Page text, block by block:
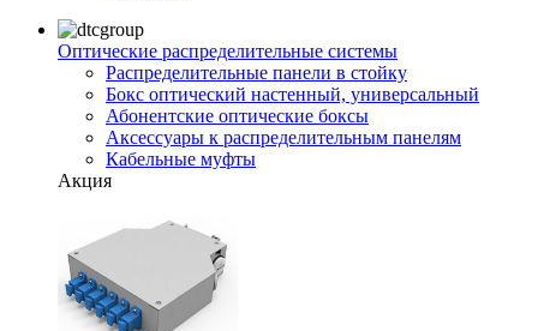
Оптические распределительные системы
Распределительные панели в стойку
Бокс оптический настенный, универсальный
Абонентские оптические боксы
Аксессуары к распределительным панелям
Кабельные муфты
Акция